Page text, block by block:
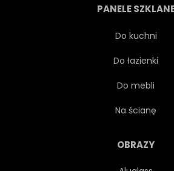
PANELE
Do kuchni
Do łazienki
Do mebli
Na ścianę
OBRAZY